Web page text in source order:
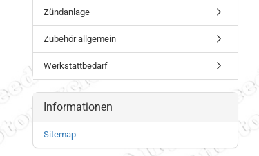
Zündanlage
Zubehör allgemein
Werkstattbedarf
Informationen
Sitemap